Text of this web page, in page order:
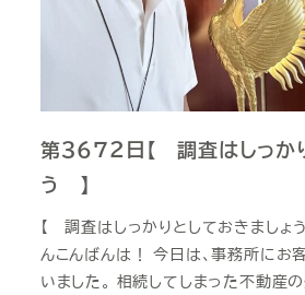
第３６７２日【 調査はしっか
う 】
【 調査はしっかりとしておきましょ
んこんばんは！ 今日は、事務所にお
いました。 相続してしまった不動産